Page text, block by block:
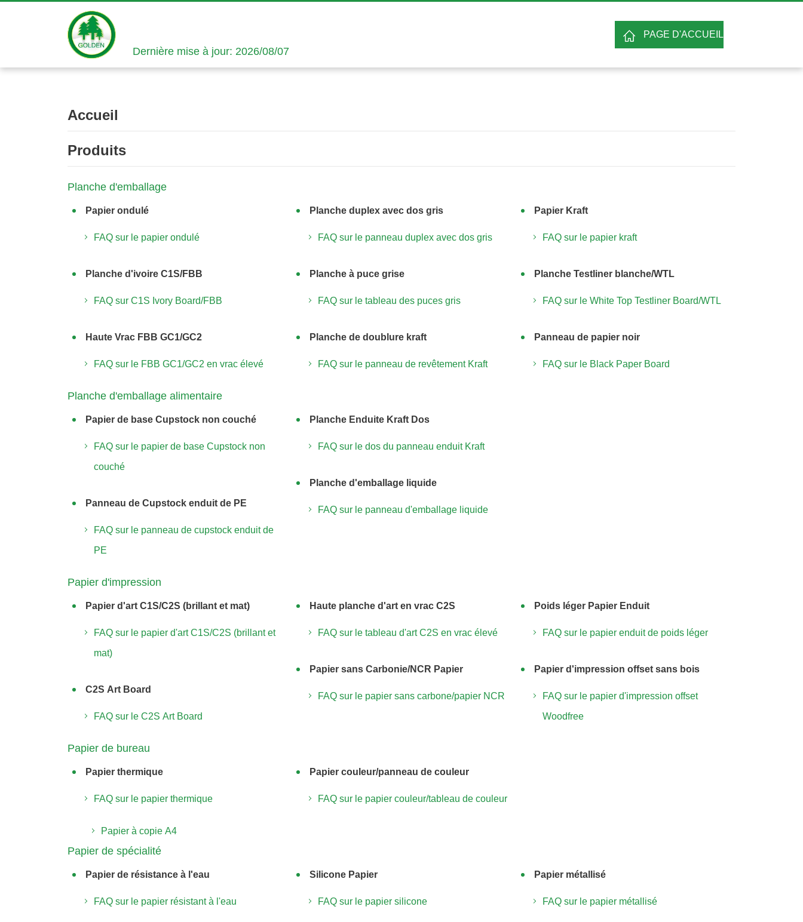
Dernière mise à jour: 2026/08/07
PAGE D'ACCUEIL
Accueil
Produits
Planche d'emballage
Papier ondulé
FAQ sur le papier ondulé
Planche d'ivoire C1S/FBB
FAQ sur C1S Ivory Board/FBB
Haute Vrac FBB GC1/GC2
FAQ sur le FBB GC1/GC2 en vrac élevé
Planche duplex avec dos gris
FAQ sur le panneau duplex avec dos gris
Planche à puce grise
FAQ sur le tableau des puces gris
Planche de doublure kraft
FAQ sur le panneau de revêtement Kraft
Papier Kraft
FAQ sur le papier kraft
Planche Testliner blanche/WTL
FAQ sur le White Top Testliner Board/WTL
Panneau de papier noir
FAQ sur le Black Paper Board
Planche d'emballage alimentaire
Papier de base Cupstock non couché
FAQ sur le papier de base Cupstock non
couché
Panneau de Cupstock enduit de PE
FAQ sur le panneau de cupstock enduit de
PE
Planche Enduite Kraft Dos
FAQ sur le dos du panneau enduit Kraft
Planche d'emballage liquide
FAQ sur le panneau d'emballage liquide
Papier d'impression
Papier d'art C1S/C2S (brillant et mat)
FAQ sur le papier d'art C1S/C2S (brillant et
mat)
C2S Art Board
FAQ sur le C2S Art Board
Haute planche d'art en vrac C2S
FAQ sur le tableau d'art C2S en vrac élevé
Papier sans Carbonie/NCR Papier
FAQ sur le papier sans carbone/papier NCR
Poids léger Papier Enduit
FAQ sur le papier enduit de poids léger
Papier d'impression offset sans bois
FAQ sur le papier d'impression offset
Woodfree
Papier de bureau
Papier thermique
FAQ sur le papier thermique
Papier à copie A4
Papier couleur/panneau de couleur
FAQ sur le papier couleur/tableau de couleur
Papier de spécialité
Papier de résistance à l'eau
FAQ sur le papier résistant à l'eau
Silicone Papier
FAQ sur le papier silicone
Papier métallisé
FAQ sur le papier métallisé